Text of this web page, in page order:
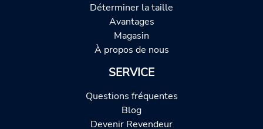
Déterminer la taille
Avantages
Magasin
À propos de nous
SERVICE
Questions fréquentes
Blog
Devenir Revendeur